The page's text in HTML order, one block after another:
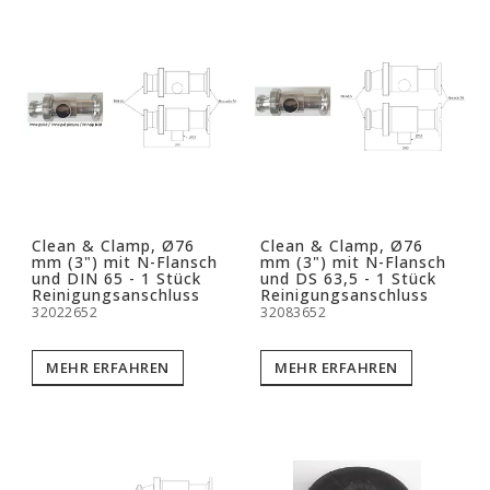
Clean & Clamp, Ø76
mm (3") mit N-Flansch
und DIN 65 - 1 Stück
Reinigungsanschluss
32022652
MEHR ERFAHREN
Clean & Clamp, Ø76
mm (3") mit N-Flansch
und DS 63,5 - 1 Stück
Reinigungsanschluss
32083652
MEHR ERFAHREN